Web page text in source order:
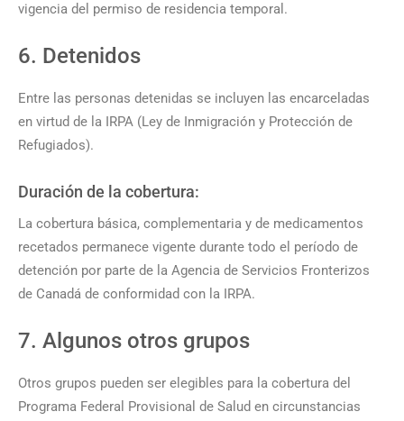
vigencia del permiso de residencia temporal.
6. Detenidos
Entre las personas detenidas se incluyen las encarceladas
en virtud de la IRPA (Ley de Inmigración y Protección de
Refugiados).
Duración de la cobertura:
La cobertura básica, complementaria y de medicamentos
recetados permanece vigente durante todo el período de
detención por parte de la Agencia de Servicios Fronterizos
de Canadá de conformidad con la IRPA.
7. Algunos otros grupos
Otros grupos pueden ser elegibles para la cobertura del
Programa Federal Provisional de Salud en circunstancias